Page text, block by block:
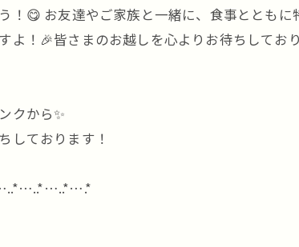
！😋 お友達やご家族と一緒に、食事ととも
よ！🎉皆さまのお越しを心よりお待ちしてお
クから✨
しております！